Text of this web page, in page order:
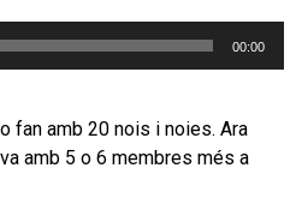
00:00
fan amb 20 nois i noies. Ara
amb 5 o 6 membres més a